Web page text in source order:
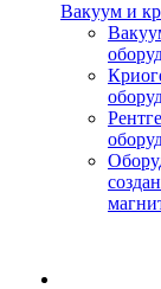
Вакуум и